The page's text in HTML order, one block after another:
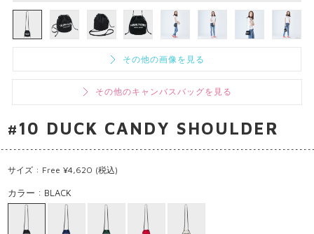
その他の画像を見る
その他のキャンバスバッグを見る
#10 DUCK CANDY SHOULDER
サイズ : Free ¥4,620 (税込)
カラー : BLACK